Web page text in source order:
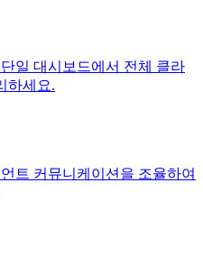
일 대시보드에서 전체 클라
하세요.
트 커뮤니케이션을 조율하여